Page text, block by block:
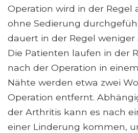
Operation wird in der Regel
ohne Sedierung
dauert in der Regel weniger
Die Patienten laufen in der
nach der Operation in
Nähte werden etwa zwei
Operation entfernt.
der Arthritis kann es nach
einer Linderung kommen,